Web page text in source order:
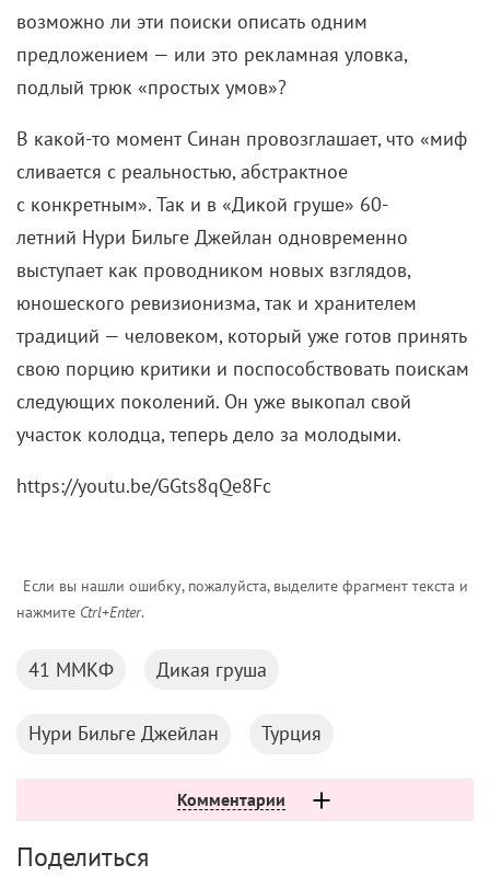
возможно ли эти поиски описать одним
предложением — или это рекламная уловка,
подлый трюк «простых умов»?
В какой-то момент Синан провозглашает, что «миф
сливается с реальностью, абстрактное
с конкретным». Так и в «Дикой груше» 60-
летний Нури Бильге Джейлан одновременно
выступает как проводником новых взглядов,
юношеского ревизионизма, так и хранителем
традиций — человеком, который уже готов принять
свою порцию критики и поспособствовать поискам
следующих поколений. Он уже выкопал свой
участок колодца, теперь дело за молодыми.
https://youtu.be/GGts8qQe8Fc
Если вы нашли ошибку, пожалуйста, выделите фрагмент текста и
нажмите Ctrl+Enter.
41 ММКФ Дикая груша
Нури Бильге Джейлан Турция
Комментарии
Поделиться